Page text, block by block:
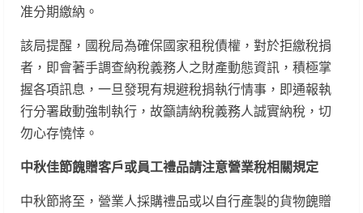
准分期繳納。
該局提醒，國稅局為確保國家租稅債權，對於拒繳稅捐
者，即會著手調查納稅義務人之財產動態資訊，積極掌
握各項訊息，一旦發現有規避稅捐執行情事，即通報執
行分署啟動強制執行，故籲請納稅義務人誠實納稅，切
勿心存憢悻。
中秋佳節餽贈客戶或員工禮品請注意營業稅相關規定
中秋節將至，營業人採購禮品或以自行產製的貨物餽贈